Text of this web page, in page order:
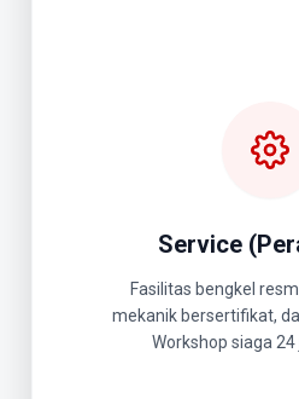
Service
Fasilitas bengkel
mekanik bersertifikat,
Workshop siaga 24